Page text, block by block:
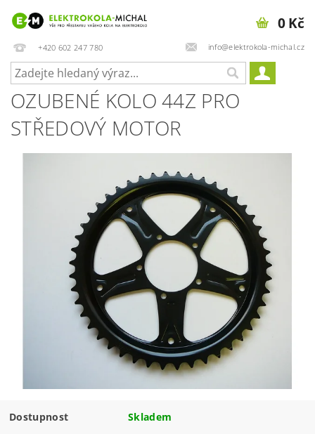
+420 602 247 780 info@elektrokola-michal.cz
0 Kč
OZUBENÉ KOLO 44Z PRO
STŘEDOVÝ MOTOR
Dostupnost Skladem